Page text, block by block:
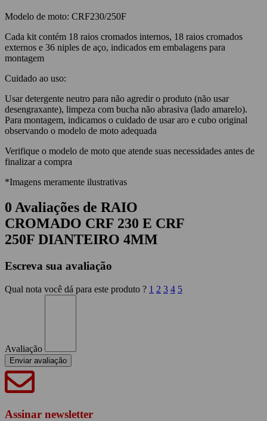
Modelo de moto: CRF230/250F
Cada kit contém 18 raios cromados internos, 18 raios cromados
externos e 36 niples de aço, indicados em embalagens para
montagem
Cuidado ao uso:
Usar detergente neutro para não agredir o produto (não usar
desengraxante), limpeza com bucha não abrasiva (lado amarelo).
Para montagem, indicamos o cuidado de usar aro e cubo original
observando o modelo de moto adequada
Verifique o modelo de moto que atende suas necessidades antes de
finalizar a compra
*Imagens meramente ilustrativas
0 Avaliações de RAIO
CROMADO CRF 230 E CRF
250F DIANTEIRO 4MM
Escreva sua avaliação
Qual nota você dá para este produto ? 1 2 3 4 5
Avaliação
Assinar newsletter